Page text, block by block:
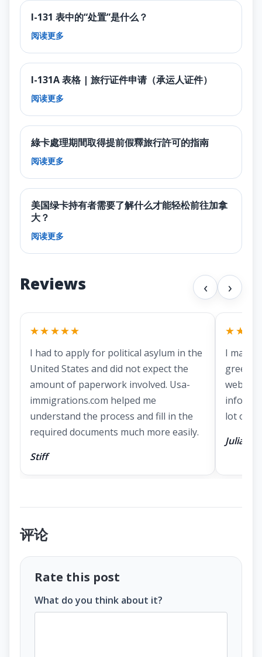
I-131 表中的“处置”是什么？
阅读更多
I-131A 表格 | 旅行证件申请（承运人证件）
阅读更多
綠卡處理期間取得提前假釋旅行許可的指南
阅读更多
美国绿卡持有者需要了解什么才能轻松前往加拿
大？
阅读更多
Reviews ‹ ›
★★★★★
I had to apply for political asylum in the
United States and did not expect the
amount of paperwork involved. Usa-
immigrations.com helped me
understand the process and fill in the
required documents much more easily.
Stiff
I
green
website
lot of
Julia
评论
Rate this post
What do you think about it?